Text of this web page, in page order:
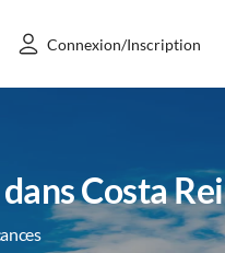
Connexion/Inscription
Costa Rei